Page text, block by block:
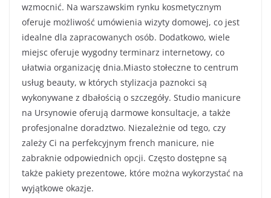
wzmocnić. Na warszawskim rynku kosmetycznym
oferuje możliwość umówienia wizyty domowej, co jest
idealne dla zapracowanych osób. Dodatkowo, wiele
miejsc oferuje wygodny terminarz internetowy, co
ułatwia organizację dnia.Miasto stołeczne to centrum
usług beauty, w których stylizacja paznokci są
wykonywane z dbałością o szczegóły. Studio manicure
na Ursynowie oferują darmowe konsultacje, a także
profesjonalne doradztwo. Niezależnie od tego, czy
zależy Ci na perfekcyjnym french manicure, nie
zabraknie odpowiednich opcji. Często dostępne są
także pakiety prezentowe, które można wykorzystać na
wyjątkowe okazje.